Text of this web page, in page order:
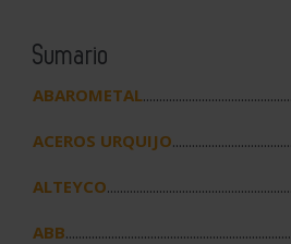
Sumario
ABAROMETAL
ACEROS URQUIJO
ALTEYCO
ABB